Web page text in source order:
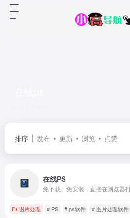
排序 发布 更新 浏览 点赞
在线PS
图片处理 # PS # ps软件 # 图片处理软件